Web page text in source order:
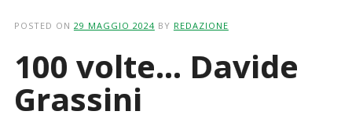
POSTED ON 29 MAGGIO 2024 BY REDAZIONE
100 volte… Davide
Grassini